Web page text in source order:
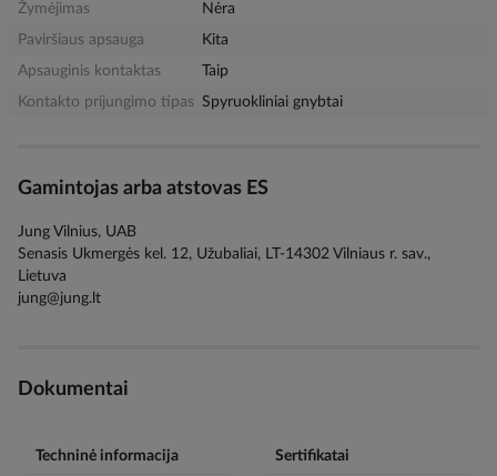
Žymėjimas
Nėra
Paviršiaus apsauga
Kita
Apsauginis kontaktas
Taip
Kontakto prijungimo tipas Spyruokliniai gnybtai
Gamintojas arba atstovas ES
Jung Vilnius, UAB
Senasis Ukmergės kel. 12, Užubaliai, LT-14302 Vilniaus r. sav.,
Lietuva
jung@jung.lt
Dokumentai
Techninė informacija Sertifikatai